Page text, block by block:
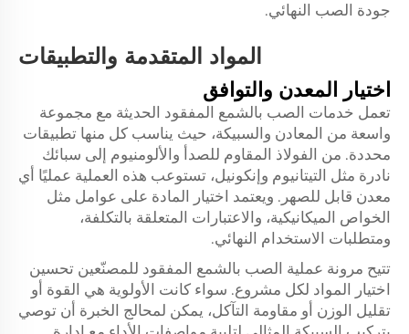
جودة الصب النهائي.
المواد المتقدمة والتطبيقات
اختيار المعدن والتوافق
تعمل خدمات الصب بالشمع المفقود الحديثة مع مجموعة
واسعة من المعادن والسبيكة، حيث يناسب كل منها تطبيقات
محددة. من الفولاذ المقاوم للصدأ والألومنيوم إلى سبائك
نادرة مثل التيتانيوم وإنكونيل، تستوعب هذه العملية عمليًا أي
معدن قابل للصهر. ويعتمد اختيار المادة على عوامل مثل
الخواص الميكانيكية، والاعتبارات المتعلقة بالتكلفة،
ومتطلبات الاستخدام النهائي.
تتيح مرونة عملية الصب بالشمع المفقود للمصنّعين تحسين
اختيار المواد لكل مشروع. سواء كانت الأولوية هي القوة أو
تقليل الوزن أو مقاومة التآكل، يمكن لمحالج الخبرة أن توصي